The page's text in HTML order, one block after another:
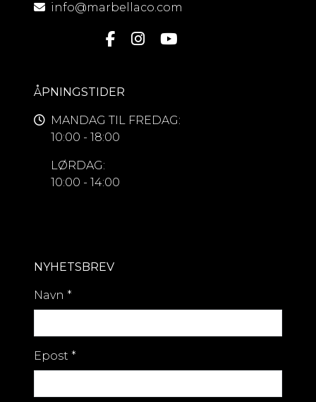
info@marbellaco.com
ÅPNINGSTIDER
MANDAG TIL FREDAG:
10:00 - 18:00
LØRDAG:
10:00 - 14:00
NYHETSBREV
Navn *
Epost *